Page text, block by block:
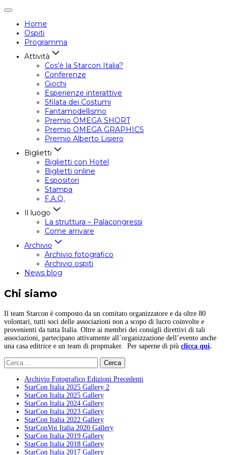
Attiva/disattiva
navigazione
Home
Ospiti
Programma
Attività
Cos’è la Starcon Italia?
Conferenze
Giochi
Esperienze interattive
Sfilata dei Costumi
Fantamodellismo
Premio OMEGA SHORT
Premio OMEGA GRAPHICS
Premio Alberto Lisiero
Biglietti
Biglietti con Hotel
Biglietti online
Espositori
Stampa
F.A.Q.
Il luogo
La struttura – Palacongressi
Come arrivare
Archivio
Archivio fotografico
Archivio ospiti
News blog
Chi siamo
Il team Starcon è composto da un comitato organizzatore e da oltre 80
volontari, tutti soci delle associazioni non a scopo di lucro coinvolte e
provenienti da tutta Italia. Oltre ai membri dei consigli direttivi di tali
associazioni, partecipano attivamente all’organizzazione dell’evento anche
una casa editrice e un team di propmaker. Per saperne di più clicca qui.
Ricerca
per:
Archivio Fotografico Edizioni Precedenti
StarCon Italia 2025 Gallery 2
StarCon Italia 2025 Gallery
StarCon Italia 2024 Gallery
StarCon Italia 2023 Gallery
StarCon Italia 2022 Gallery
StarConVoi Italia 2020 Gallery
StarCon Italia 2019 Gallery
StarCon Italia 2018 Gallery
StarCon Italia 2017 Gallery